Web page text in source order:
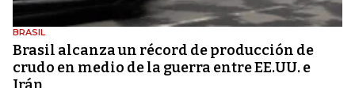
BRASIL
Brasil alcanza un récord de producción de
crudo en medio de la guerra entre EE.UU. e